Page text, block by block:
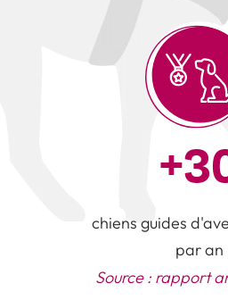
+
chiens guides
par an
Source : rapport